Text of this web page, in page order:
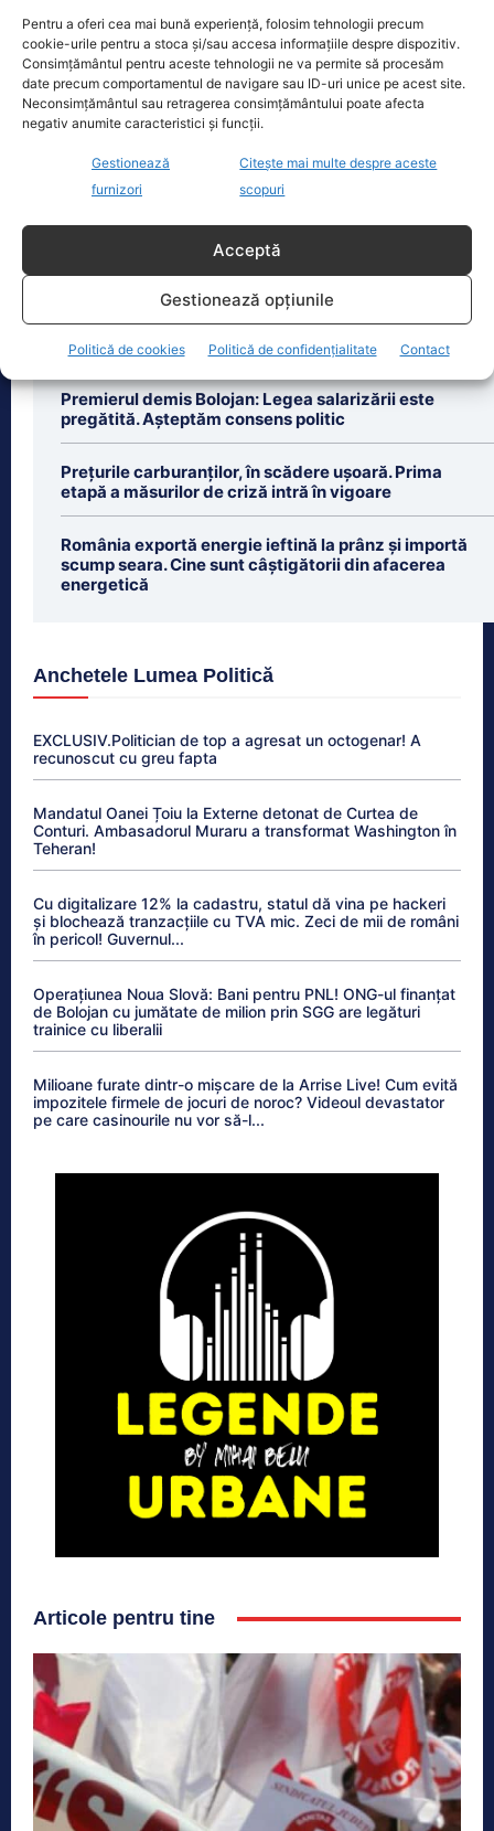
Pentru a oferi cea mai bună experiență, folosim tehnologii precum
cookie-urile pentru a stoca și/sau accesa informațiile despre dispozitiv.
Consimțământul pentru aceste tehnologii ne va permite să procesăm
date precum comportamentul de navigare sau ID-uri unice pe acest site.
Neconsimțământul sau retragerea consimțământului poate afecta
negativ anumite caracteristici și funcții.
Gestionează
furnizori
Citește mai multe despre aceste
scopuri
Acceptă
Gestionează opțiunile
Politică de cookies Politică de confidențialitate Contact
Oficiul de Știri
Copil din Reghin, salvat după ce și-a prins mâna în
mașina…
trecut printr-un moment dramatic,
vineri, după ce și-a prins mâna
Ultimele știri
Premierul demis Bolojan: Legea salarizării este
pregătită. Așteptăm consens politic
Prețurile carburanților, în scădere ușoară. Prima
etapă a măsurilor de criză intră în vigoare
România exportă energie ieftină la prânz și importă
scump seara. Cine sunt câștigătorii din afacerea
energetică
Anchetele Lumea Politică
EXCLUSIV.Politician de top a agresat un octogenar! A
recunoscut cu greu fapta
Mandatul Oanei Țoiu la Externe detonat de Curtea de
Conturi. Ambasadorul Muraru a transformat Washington în
Teheran!
Cu digitalizare 12% la cadastru, statul dă vina pe hackeri
și blochează tranzacțiile cu TVA mic. Zeci de mii de români
în pericol! Guvernul...
Operațiunea Noua Slovă: Bani pentru PNL! ONG-ul finanțat
de Bolojan cu jumătate de milion prin SGG are legături
trainice cu liberalii
Milioane furate dintr-o mișcare de la Arrise Live! Cum evită
impozitele firmele de jocuri de noroc? Videoul devastator
pe care casinourile nu vor să-l...
Articole pentru tine